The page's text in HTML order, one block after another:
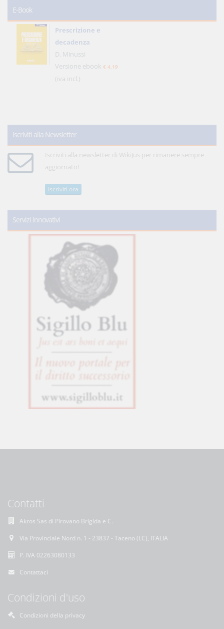
E-Book
Prescrizione e
decadenza
D. Minussi
Versione ebook € 4,19
(iva incl.)
Iscriviti alla Newsletter
Iscriviti alla newsletter di WikiJus per rimanere sempre
aggiornato!
Iscriviti ora
Servizi innovativi
Contatti
Akros Sas di Pirovano Brigida e C.
Via Provinciale Nord n. 1 - 23837 - Taceno (LC), ITALIA
P. IVA 02263080133
Contattaci
Condizioni d'uso
Condizioni della privacy